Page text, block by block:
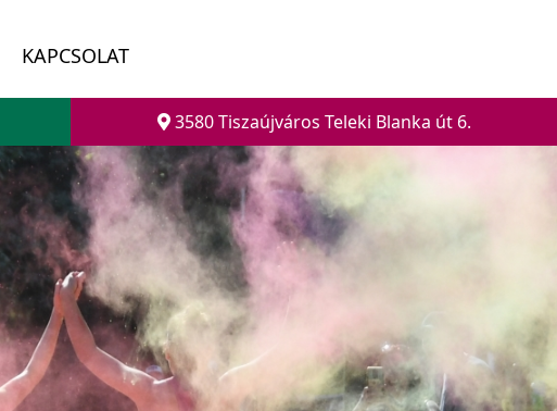
KAPCSOLAT
3580 Tiszaújváros Teleki Blanka út 6.